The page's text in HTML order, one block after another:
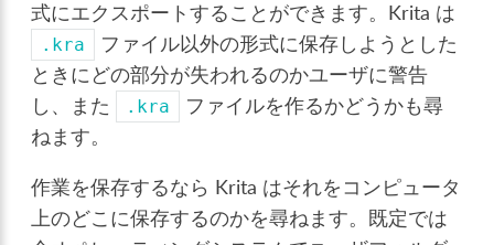
式にエクスポートすることができます。Krita は
.kra
ファイル以外の形式に保存しようとした
ときにどの部分が失われるのかユーザに警告
し、また
.kra
ファイルを作るかどうかも尋
ねます。
作業を保存するなら Krita はそれをコンピュータ
上のどこに保存するのかを尋ねます。既定では